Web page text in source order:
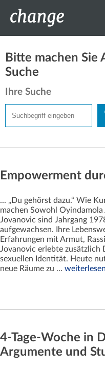
Bitte machen Sie
Suche
Ihre Suche
Empowerment
... „Du gehörst dazu.“ Wie
machen Sowohl Oyindamola
Jovanovic sind Jahrgang
aufgewachsen. Ihre
Erfahrungen mit Armut,
Jovanovic erlebte zusätzlich
sexuellen Identität. Heute
neue Räume zu ... weiterlesen
4-Tage-Woche in
Argumente und